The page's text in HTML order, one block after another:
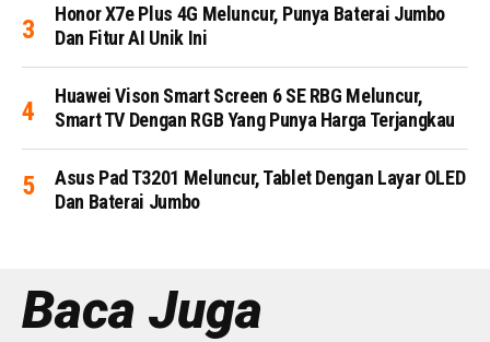
Honor X7e Plus 4G Meluncur, Punya Baterai Jumbo
Dan Fitur AI Unik Ini
Huawei Vison Smart Screen 6 SE RBG Meluncur,
Smart TV Dengan RGB Yang Punya Harga Terjangkau
Asus Pad T3201 Meluncur, Tablet Dengan Layar OLED
Dan Baterai Jumbo
Baca Juga